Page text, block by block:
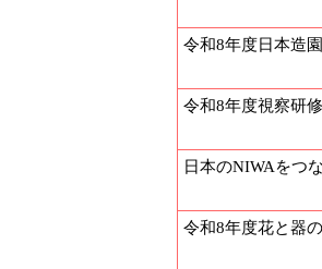
令和8年度日本造
令和8年度視察研
日本のNIWAをつ
令和8年度花と器